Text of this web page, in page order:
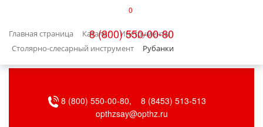
0
8 (800) 550-00-80
Главная страница Каталог
Инструменты
Столярно-слесарный инструмент
Рубанки
БЫТОВАЯ ТЕХНИКА
ВЕНТИЛЯЦИЯ8 (800) 550-00-80,
8 (8453) 513-513
opthzsay@opthz.ru